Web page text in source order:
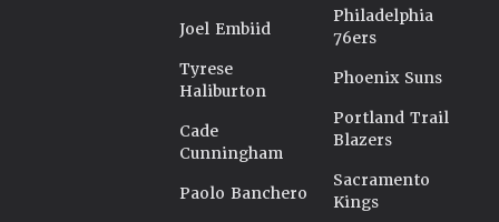
Joel Embiid
Tyrese
Haliburton
Cade
Cunningham
Paolo Banchero
Philadelphia
76ers
Phoenix Suns
Portland Trail
Blazers
Sacramento
Kings